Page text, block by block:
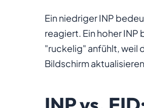
Ein niedriger INP
reagiert. Ein hoher
"ruckelig" anfühlt, weil
Bildschirm